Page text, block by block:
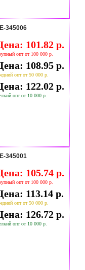
345006
101.82 р.
опт от 100 000 р.
108.95 р.
опт от 50 000 р.
122.02 р.
опт от 10 000 р.
345001
105.74 р.
опт от 100 000 р.
113.14 р.
опт от 50 000 р.
126.72 р.
опт от 10 000 р.